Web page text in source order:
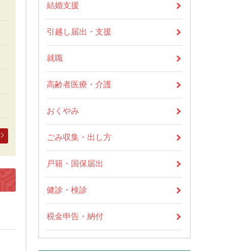
結婚支援
引越し届出・支援
就職
高齢者医療・介護
おくやみ
ごみ収集・出し方
戸籍・国保届出
健診・検診
税金申告・納付